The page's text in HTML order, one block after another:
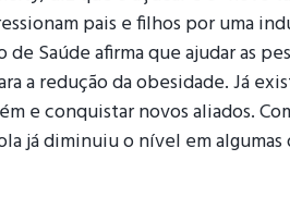
pais e filhos por uma
Saúde afirma que ajudar as
a redução da obesidade. Já
e conquistar novos aliados.
já diminuiu o nível em algumas